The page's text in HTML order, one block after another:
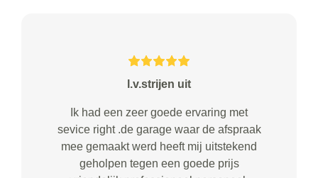
l.v.strijen uit
Ik had een zeer goede ervaring met
sevice right .de garage waar de afspraak
mee gemaakt werd heeft mij uitstekend
geholpen tegen een goede prijs